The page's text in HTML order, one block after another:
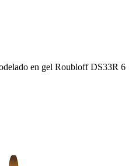
en gel Roubloff DS33R 6